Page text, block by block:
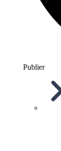
Publier